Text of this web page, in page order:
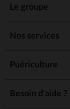
Le groupe
Nos services
Puériculture
Besoin d'aide ?